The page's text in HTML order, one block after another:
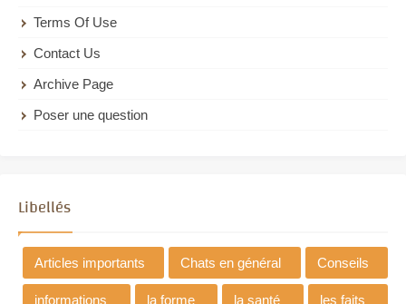
Terms Of Use
Contact Us
Archive Page
Poser une question
Libellés
Articles importants Chats en général Conseils
informations la forme la santé les faits